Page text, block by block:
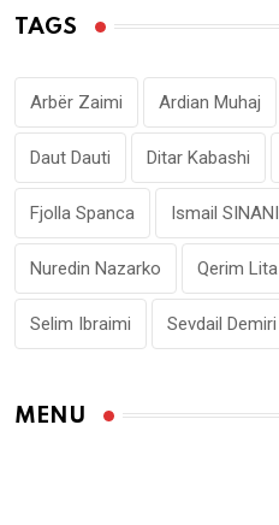
TAGS
Arbër Zaimi Ardian Muhaj
Daut Dauti Ditar Kabashi
Fjolla Spanca Ismail SINANI
Nuredin Nazarko Qerim Lita
Selim Ibraimi Sevdail Demiri
MENU